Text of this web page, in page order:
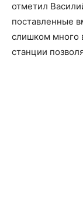
отметил
поставленные
слишком много
станции